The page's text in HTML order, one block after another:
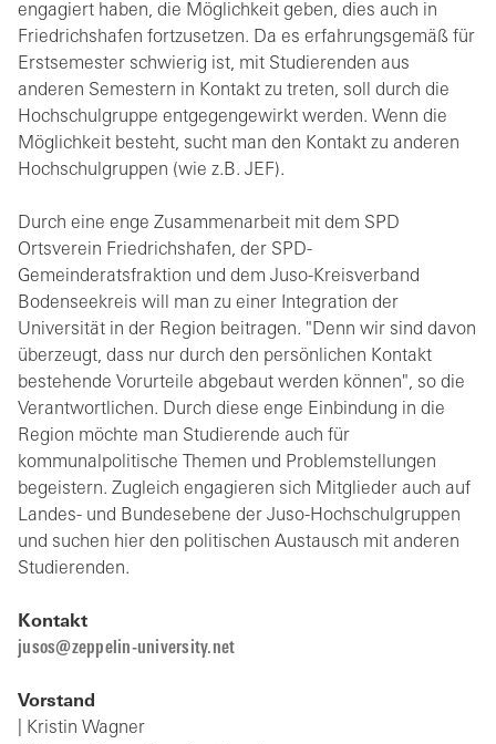
engagiert haben, die Möglichkeit geben, dies auch in
Friedrichshafen fortzusetzen. Da es erfahrungsgemäß für
Erstsemester schwierig ist, mit Studierenden aus
anderen Semestern in Kontakt zu treten, soll durch die
Hochschulgruppe entgegengewirkt werden. Wenn die
Möglichkeit besteht, sucht man den Kontakt zu anderen
Hochschulgruppen (wie z.B. JEF).
Durch eine enge Zusammenarbeit mit dem SPD
Ortsverein Friedrichshafen, der SPD-
Gemeinderatsfraktion und dem Juso-Kreisverband
Bodenseekreis will man zu einer Integration der
Universität in der Region beitragen. "Denn wir sind davon
überzeugt, dass nur durch den persönlichen Kontakt
bestehende Vorurteile abgebaut werden können", so die
Verantwortlichen. Durch diese enge Einbindung in die
Region möchte man Studierende auch für
kommunalpolitische Themen und Problemstellungen
begeistern. Zugleich engagieren sich Mitglieder auch auf
Landes- und Bundesebene der Juso-Hochschulgruppen
und suchen hier den politischen Austausch mit anderen
Studierenden.
Kontakt
jusos@zeppelin-university.net
Vorstand
| Kristin Wagner